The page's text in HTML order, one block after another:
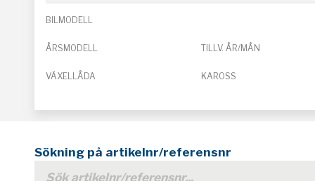
BILMODELL
ÅRSMODELL TILLV. ÅR/MÅN
VÄXELLÅDA KAROSS
Sökning på artikelnr/referensnr